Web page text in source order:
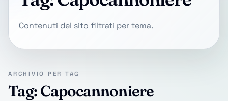
Contenuti del sito filtrati per tema.
ARCHIVIO PER TAG
Tag: Capocannoniere